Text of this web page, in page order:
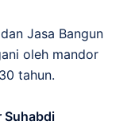
dan Jasa Bangun
oleh mandor
tahun.
Suhabdi